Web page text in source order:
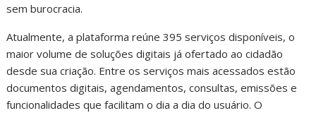
sem burocracia.
Atualmente, a plataforma reúne 395 serviços disponíveis, o
maior volume de soluções digitais já ofertado ao cidadão
desde sua criação. Entre os serviços mais acessados estão
documentos digitais, agendamentos, consultas, emissões e
funcionalidades que facilitam o dia a dia do usuário. O